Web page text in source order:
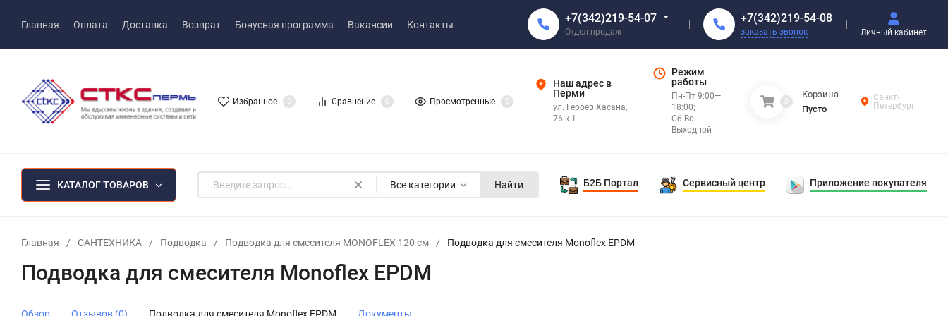
Главная Оплата Доставка Возврат Бонусная программа Вакансии Контакты +7(342)219-54-07
Отдел продаж
+7(342)219-54-08
заказать звонок Личный кабинет
Избранное 0 Сравнение 0 Просмотренные 0
Наш адрес в
Перми
ул. Героев Хасана,
76 к.1
Режим
работы
Пн-Пт 9:00—
18:00;
Сб-Вс
Выходной
0
Корзина
Пусто
Санкт-
Петербург
КАТАЛОГ ТОВАРОВ Все категории Найти Б2Б Портал Сервисный центр Приложение покупателя
Главная / САНТЕХНИКА / Подводка / Подводка для смесителя MONOFLEX 120 см / Подводка для смесителя Monoflex EPDM
Подводка для смесителя Monoflex EPDM